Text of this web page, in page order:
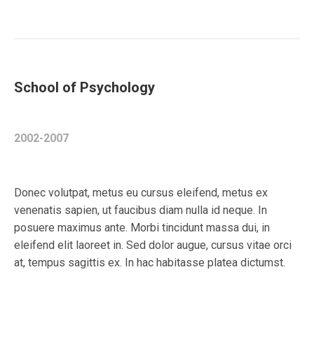
School of Psychology
2002-2007
Donec volutpat, metus eu cursus eleifend, metus ex
venenatis sapien, ut faucibus diam nulla id neque. In
posuere maximus ante. Morbi tincidunt massa dui, in
eleifend elit laoreet in. Sed dolor augue, cursus vitae orci
at, tempus sagittis ex. In hac habitasse platea dictumst.